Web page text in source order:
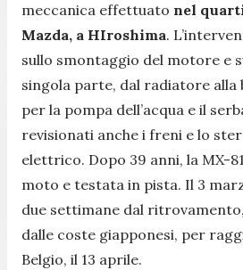
meccanica effettuato nel
Mazda, a HIroshima.
sullo smontaggio del motore e
singola parte, dal radiatore alla
per la pompa dell’acqua e il
revisionati anche i freni e lo
elettrico. Dopo 39 anni, la MX-
moto e testata in pista. Il 3
due settimane dal
dalle coste giapponesi, per
Belgio, il 13 aprile.